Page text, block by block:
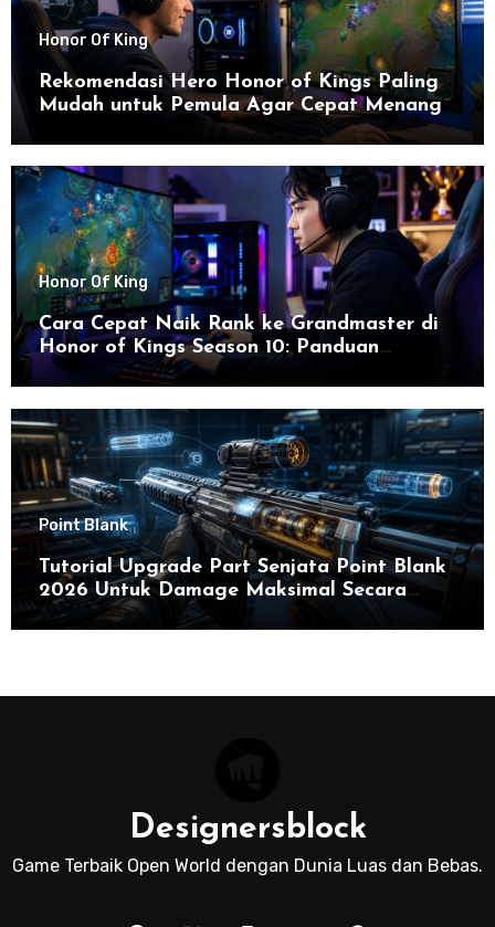
Honor Of King
Rekomendasi Hero Honor of Kings Paling
Mudah untuk Pemula Agar Cepat Menang
Honor Of King
Cara Cepat Naik Rank ke Grandmaster di
Honor of Kings Season 10: Panduan
Lengkap dan Strategi Terbaru untuk Sukses
Point Blank
Tutorial Upgrade Part Senjata Point Blank
2026 Untuk Damage Maksimal Secara
Efektif
Designersblock
Game Terbaik Open World dengan Dunia Luas dan Bebas.